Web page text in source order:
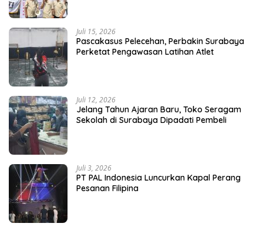
Juli 15, 2026
Pascakasus Pelecehan, Perbakin Surabaya
Perketat Pengawasan Latihan Atlet
Juli 12, 2026
Jelang Tahun Ajaran Baru, Toko Seragam
Sekolah di Surabaya Dipadati Pembeli
Juli 3, 2026
PT PAL Indonesia Luncurkan Kapal Perang
Pesanan Filipina